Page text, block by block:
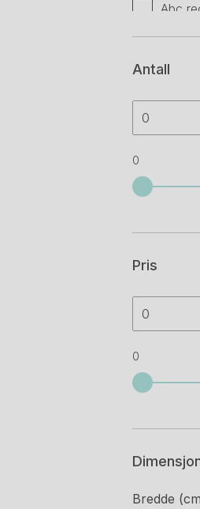
Abc
Aeg
Aeris
Aj
Alki(4)
Arper
Artek
Antall
0
Pris
0
Bredde